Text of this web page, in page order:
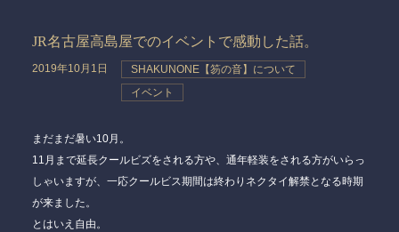
JR名古屋高島屋でのイベントで感動した話。
2019年10月1日
SHAKUNONE【笏の音】について
イベント
まだまだ暑い10月。
11月まで延長クールビズをされる方や、通年軽装をされる方がいらっ
しゃいますが、一応クールビス期間は終わりネクタイ解禁となる時期
が来ました。
とはいえ自由。